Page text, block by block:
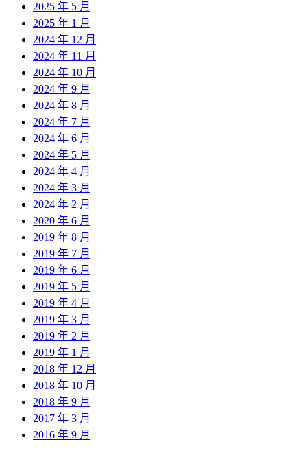
2025 年 5 月
2025 年 1 月
2024 年 12 月
2024 年 11 月
2024 年 10 月
2024 年 9 月
2024 年 8 月
2024 年 7 月
2024 年 6 月
2024 年 5 月
2024 年 4 月
2024 年 3 月
2024 年 2 月
2020 年 6 月
2019 年 8 月
2019 年 7 月
2019 年 6 月
2019 年 5 月
2019 年 4 月
2019 年 3 月
2019 年 2 月
2019 年 1 月
2018 年 12 月
2018 年 10 月
2018 年 9 月
2017 年 3 月
2016 年 9 月